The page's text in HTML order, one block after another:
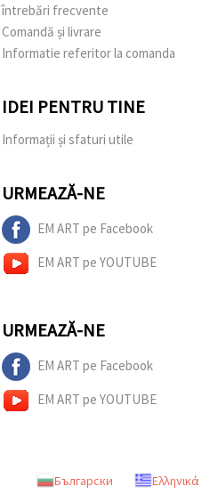
întrebări frecvente
Comandă și livrare
Informatie referitor la comanda
IDEI PENTRU TINE
Informații și sfaturi utile
URMEAZĂ-NE
EM ART pe Facebook
EM ART pe YOUTUBE
URMEAZĂ-NE
EM ART pe Facebook
EM ART pe YOUTUBE
Български Ελληνικά